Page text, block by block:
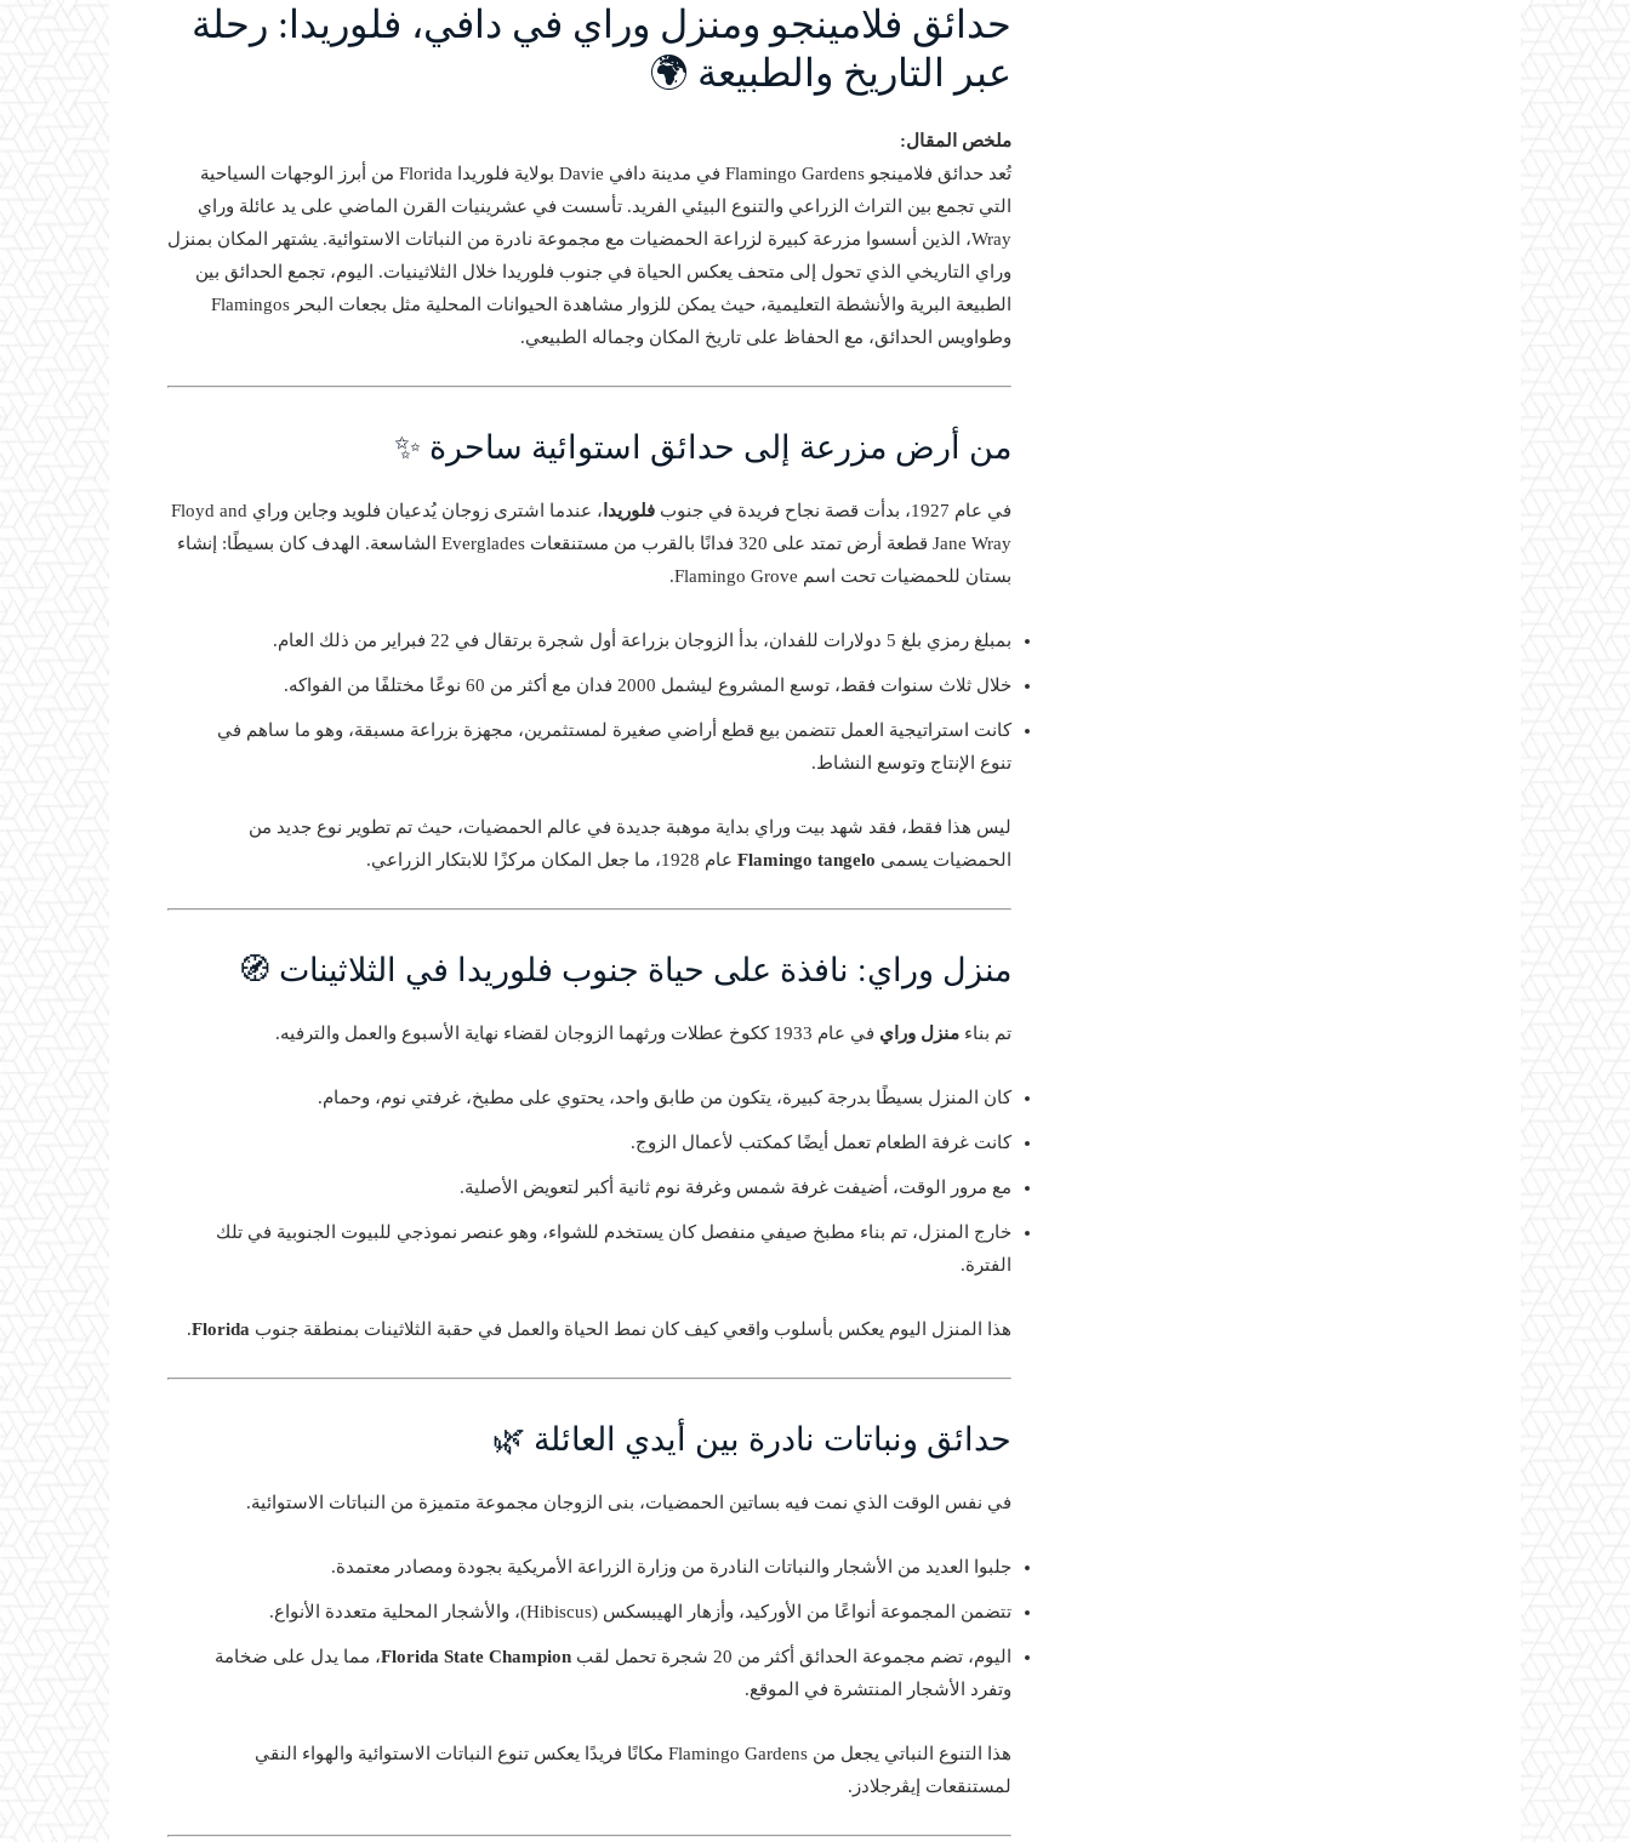
حدائق فلامينجو ومنزل وراي في دافي، فلوريدا: رحلة
عبر التاريخ والطبيعة 🌍
ملخص المقال:
تُعد حدائق فلامينجو Flamingo Gardens في مدينة دافي Davie بولاية فلوريدا Florida من أبرز الوجهات السياحية
التي تجمع بين التراث الزراعي والتنوع البيئي الفريد. تأسست في عشرينيات القرن الماضي على يد عائلة وراي
Wray، الذين أسسوا مزرعة كبيرة لزراعة الحمضيات مع مجموعة نادرة من النباتات الاستوائية. يشتهر المكان بمنزل
وراي التاريخي الذي تحول إلى متحف يعكس الحياة في جنوب فلوريدا خلال الثلاثينيات. اليوم، تجمع الحدائق بين
الطبيعة البرية والأنشطة التعليمية، حيث يمكن للزوار مشاهدة الحيوانات المحلية مثل بجعات البحر Flamingos
وطواويس الحدائق، مع الحفاظ على تاريخ المكان وجماله الطبيعي.
من أرض مزرعة إلى حدائق استوائية ساحرة ✨
في عام 1927، بدأت قصة نجاح فريدة في جنوب فلوريدا
، عندما اشترى زوجان يُدعيان فلويد وجاين وراي Floyd and
Jane Wray قطعة أرض تمتد على 320 فدانًا بالقرب من مستنقعات Everglades الشاسعة. الهدف كان بسيطًا: إنشاء
بستان للحمضيات تحت اسم Flamingo Grove.
بمبلغ رمزي بلغ 5 دولارات للفدان، بدأ الزوجان بزراعة أول شجرة برتقال في 22 فبراير من ذلك العام.
خلال ثلاث سنوات فقط، توسع المشروع ليشمل 2000 فدان مع أكثر من 60 نوعًا مختلفًا من الفواكه.
كانت استراتيجية العمل تتضمن بيع قطع أراضي صغيرة لمستثمرين، مجهزة بزراعة مسبقة، وهو ما ساهم في
تنوع الإنتاج وتوسع النشاط.
ليس هذا فقط، فقد شهد بيت وراي بداية موهبة جديدة في عالم الحمضيات، حيث تم تطوير نوع جديد من
الحمضيات يسمى Flamingo tangelo عام 1928، ما جعل المكان مركزًا للابتكار الزراعي.
منزل وراي: نافذة على حياة جنوب فلوريدا في الثلاثينات 🧭
تم بناء منزل وراي في عام 1933 ككوخ عطلات ورثهما الزوجان لقضاء نهاية الأسبوع والعمل والترفيه.
كان المنزل بسيطًا بدرجة كبيرة، يتكون من طابق واحد، يحتوي على مطبخ، غرفتي نوم، وحمام.
كانت غرفة الطعام تعمل أيضًا كمكتب لأعمال الزوج.
مع مرور الوقت، أضيفت غرفة شمس وغرفة نوم ثانية أكبر لتعويض الأصلية.
خارج المنزل، تم بناء مطبخ صيفي منفصل كان يستخدم للشواء، وهو عنصر نموذجي للبيوت الجنوبية في تلك
الفترة.
هذا المنزل اليوم يعكس بأسلوب واقعي كيف كان نمط الحياة والعمل في حقبة الثلاثينات بمنطقة جنوب Florida
.
حدائق ونباتات نادرة بين أيدي العائلة 🌿
في نفس الوقت الذي نمت فيه بساتين الحمضيات، بنى الزوجان مجموعة متميزة من النباتات الاستوائية.
جلبوا العديد من الأشجار والنباتات النادرة من وزارة الزراعة الأمريكية بجودة ومصادر معتمدة.
تتضمن المجموعة أنواعًا من الأوركيد، وأزهار الهيبسكس (Hibiscus)، والأشجار المحلية متعددة الأنواع.
اليوم، تضم مجموعة الحدائق أكثر من 20 شجرة تحمل لقب Florida State Champion، مما يدل على ضخامة
وتفرد الأشجار المنتشرة في الموقع.
هذا التنوع النباتي يجعل من Flamingo Gardens مكانًا فريدًا يعكس تنوع النباتات الاستوائية والهواء النقي
لمستنقعات إيڤرجلادز.